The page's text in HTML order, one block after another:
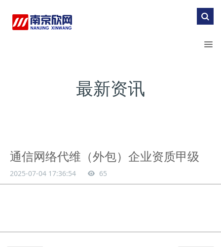
最新资讯
通信网络代维（外包）企业资质甲级
2025-07-04 17:36:54 65